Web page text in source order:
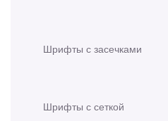
Шрифты с засечками
Шрифты с сеткой